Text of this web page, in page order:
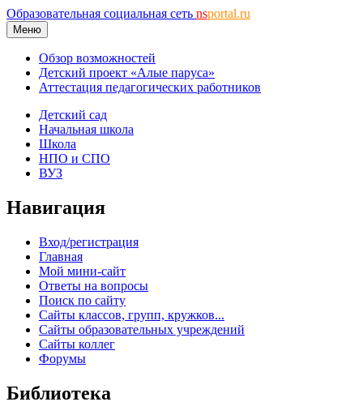
Образовательная социальная сеть nsportal.ru
Меню
Обзор возможностей
Детский проект «Алые паруса»
Аттестация педагогических работников
Детский сад
Начальная школа
Школа
НПО и СПО
ВУЗ
Навигация
Вход/регистрация
Главная
Мой мини-сайт
Ответы на вопросы
Поиск по сайту
Сайты классов, групп, кружков...
Сайты образовательных учреждений
Сайты коллег
Форумы
Библиотека